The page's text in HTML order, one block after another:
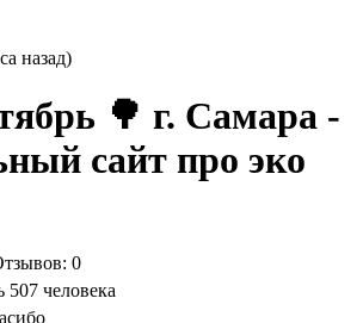
назад)
🌳 г. Самара -
сайт про эко
0
человека